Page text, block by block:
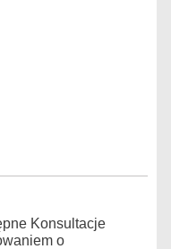
Konsultacje
o